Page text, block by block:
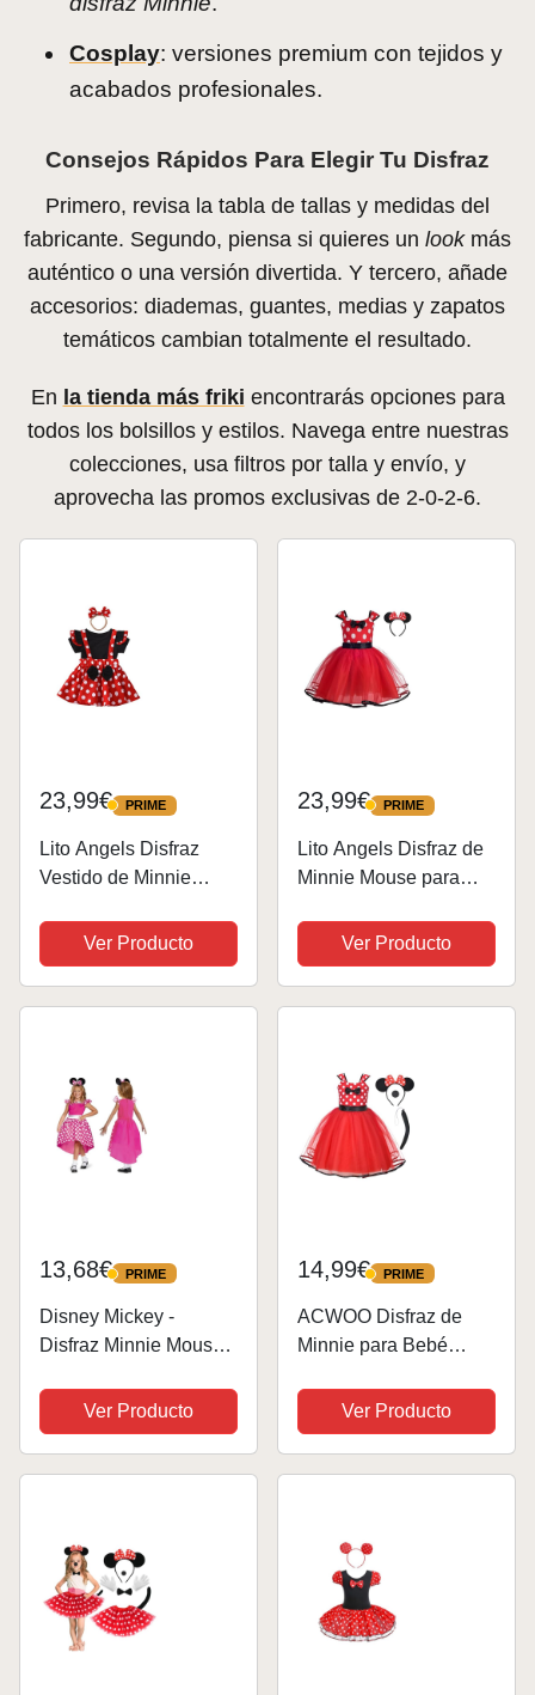
Cosplay: versiones premium con tejidos y
acabados profesionales.
Consejos Rápidos Para Elegir Tu Disfraz
Primero, revisa la tabla de tallas y medidas del
fabricante. Segundo, piensa si quieres un lookmás
auténtico o una versión divertida. Y tercero, añade
accesorios: diademas, guantes, medias y zapatos
temáticos cambian totalmente el resultado.
En la tienda más friki encontrarás opciones para
todos los bolsillos y estilos. Navega entre nuestras
colecciones, usa filtros por talla y envío, y
aprovecha las promos exclusivas de 2-0-2-6.
23,99€ PRIME
PRIME
Lito Angels Disfraz
Vestido de Minnie
para Niñas Pequeñas
Talla 2-3 años, Lunares
Rojos
Ver Producto
23,99€ PRIME
PRIME
Lito Angels Disfraz de
Minnie Mouse para
Ratón Aro de Pelo,
Vestido de Tul con
Lunares, Talla 3-4
Ver Producto
13,68€ PRIME
PRIME
Disney Mickey -
Disfraz Minnie Mouse
y Diadema con orejas -
Talla S (4-6 Años)
Ver Producto
14,99€ PRIME
PRIME
ACWOO Disfraz de
Minnie para Bebé
Lunares de Princesa
con Orejas de Ratón
Aro de Pelo, Traje
Disfraces...
Ver Producto